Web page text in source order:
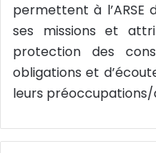
permettent à l’ARSE
ses missions et
protection des
obligations et
leurs préoccupations/